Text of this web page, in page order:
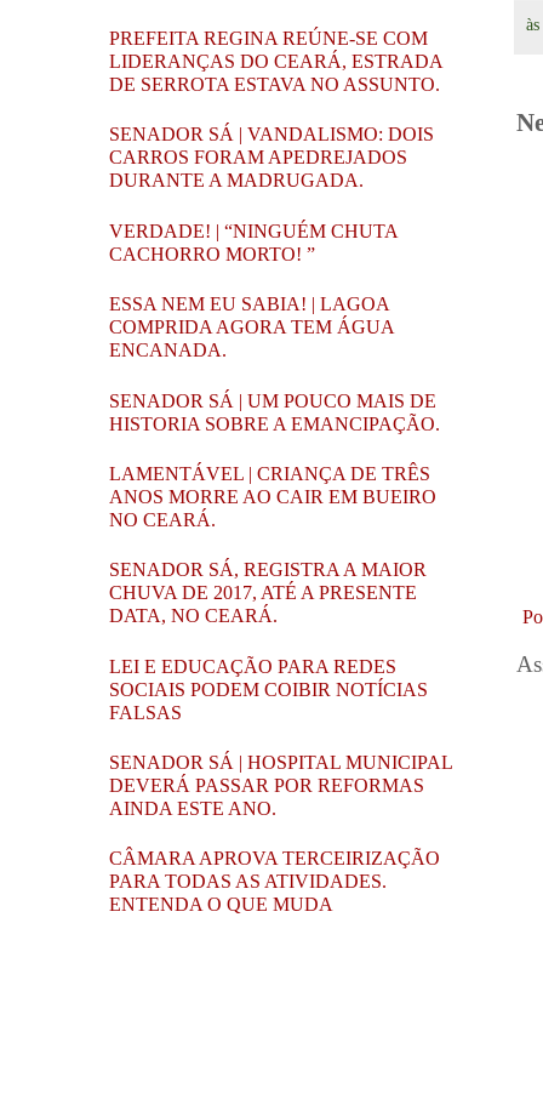
às
PREFEITA REGINA REÚNE-SE COM
LIDERANÇAS DO CEARÁ, ESTRADA
DE SERROTA ESTAVA NO ASSUNTO.
SENADOR SÁ | VANDALISMO: DOIS
CARROS FORAM APEDREJADOS
DURANTE A MADRUGADA.
VERDADE! | “NINGUÉM CHUTA
CACHORRO MORTO! ”
ESSA NEM EU SABIA! | LAGOA
COMPRIDA AGORA TEM ÁGUA
ENCANADA.
SENADOR SÁ | UM POUCO MAIS DE
HISTORIA SOBRE A EMANCIPAÇÃO.
LAMENTÁVEL | CRIANÇA DE TRÊS
ANOS MORRE AO CAIR EM BUEIRO
NO CEARÁ.
SENADOR SÁ, REGISTRA A MAIOR
CHUVA DE 2017, ATÉ A PRESENTE
DATA, NO CEARÁ.
LEI E EDUCAÇÃO PARA REDES
SOCIAIS PODEM COIBIR NOTÍCIAS
FALSAS
SENADOR SÁ | HOSPITAL MUNICIPAL
DEVERÁ PASSAR POR REFORMAS
AINDA ESTE ANO.
CÂMARA APROVA TERCEIRIZAÇÃO
PARA TODAS AS ATIVIDADES.
ENTENDA O QUE MUDA